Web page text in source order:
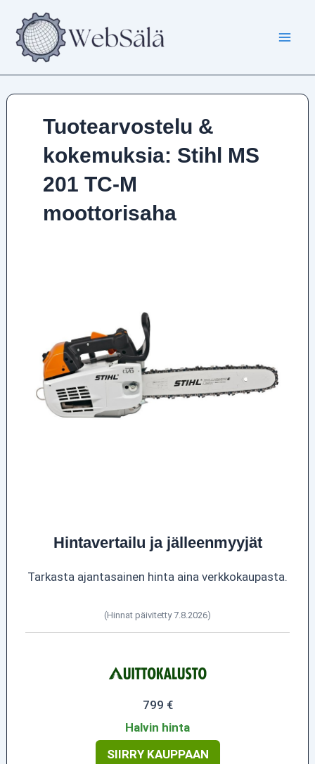
sisältöön
Tuotearvostelu &
kokemuksia: Stihl MS
201 TC-M
moottorisaha
Hintavertailu ja jälleenmyyjät
Tarkasta ajantasainen hinta aina verkkokaupasta.
(Hinnat päivitetty 7.8.2026)
799 €
Halvin hinta
SIIRRY KAUPPAAN